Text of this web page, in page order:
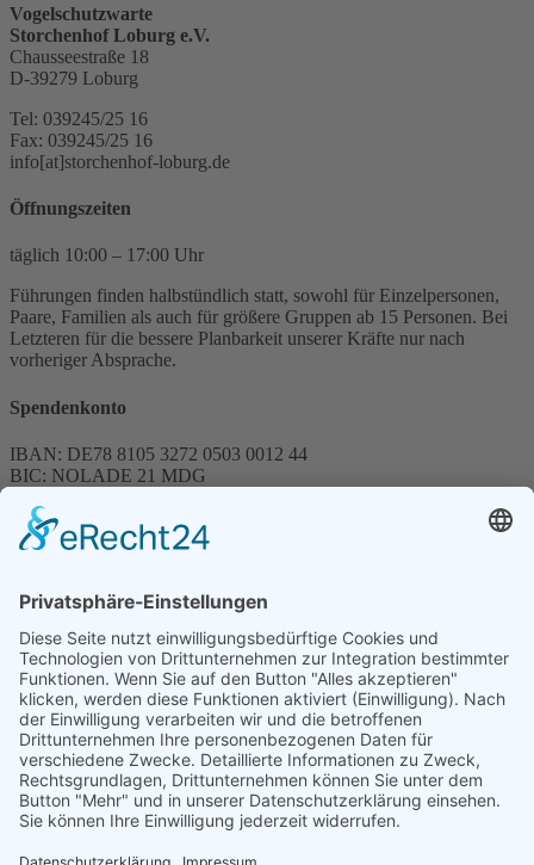
Vogelschutzwarte
Storchenhof Loburg e.V.
Chausseestraße 18
D-39279 Loburg
Tel: 039245/25 16
Fax: 039245/25 16
info[at]storchenhof-loburg.de
Öffnungszeiten
täglich 10:00 – 17:00 Uhr
Führungen finden halbstündlich statt, sowohl für Einzelpersonen,
Paare, Familien als auch für größere Gruppen ab 15 Personen. Bei
Letzteren für die bessere Planbarkeit unserer Kräfte nur nach
vorheriger Absprache.
Spendenkonto
IBAN: DE78 8105 3272 0503 0012 44
BIC: NOLADE 21 MDG
Spenden können steuerlich abgesetzt werden
Förderung
© 1987 – 2025
Storchenhof Loburg e.V.
Alle Rechte vorbehalten.
Cookie-Einstellungen
Navigation überspringen
Impressum